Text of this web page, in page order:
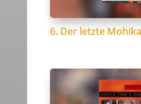
6. Der letzte